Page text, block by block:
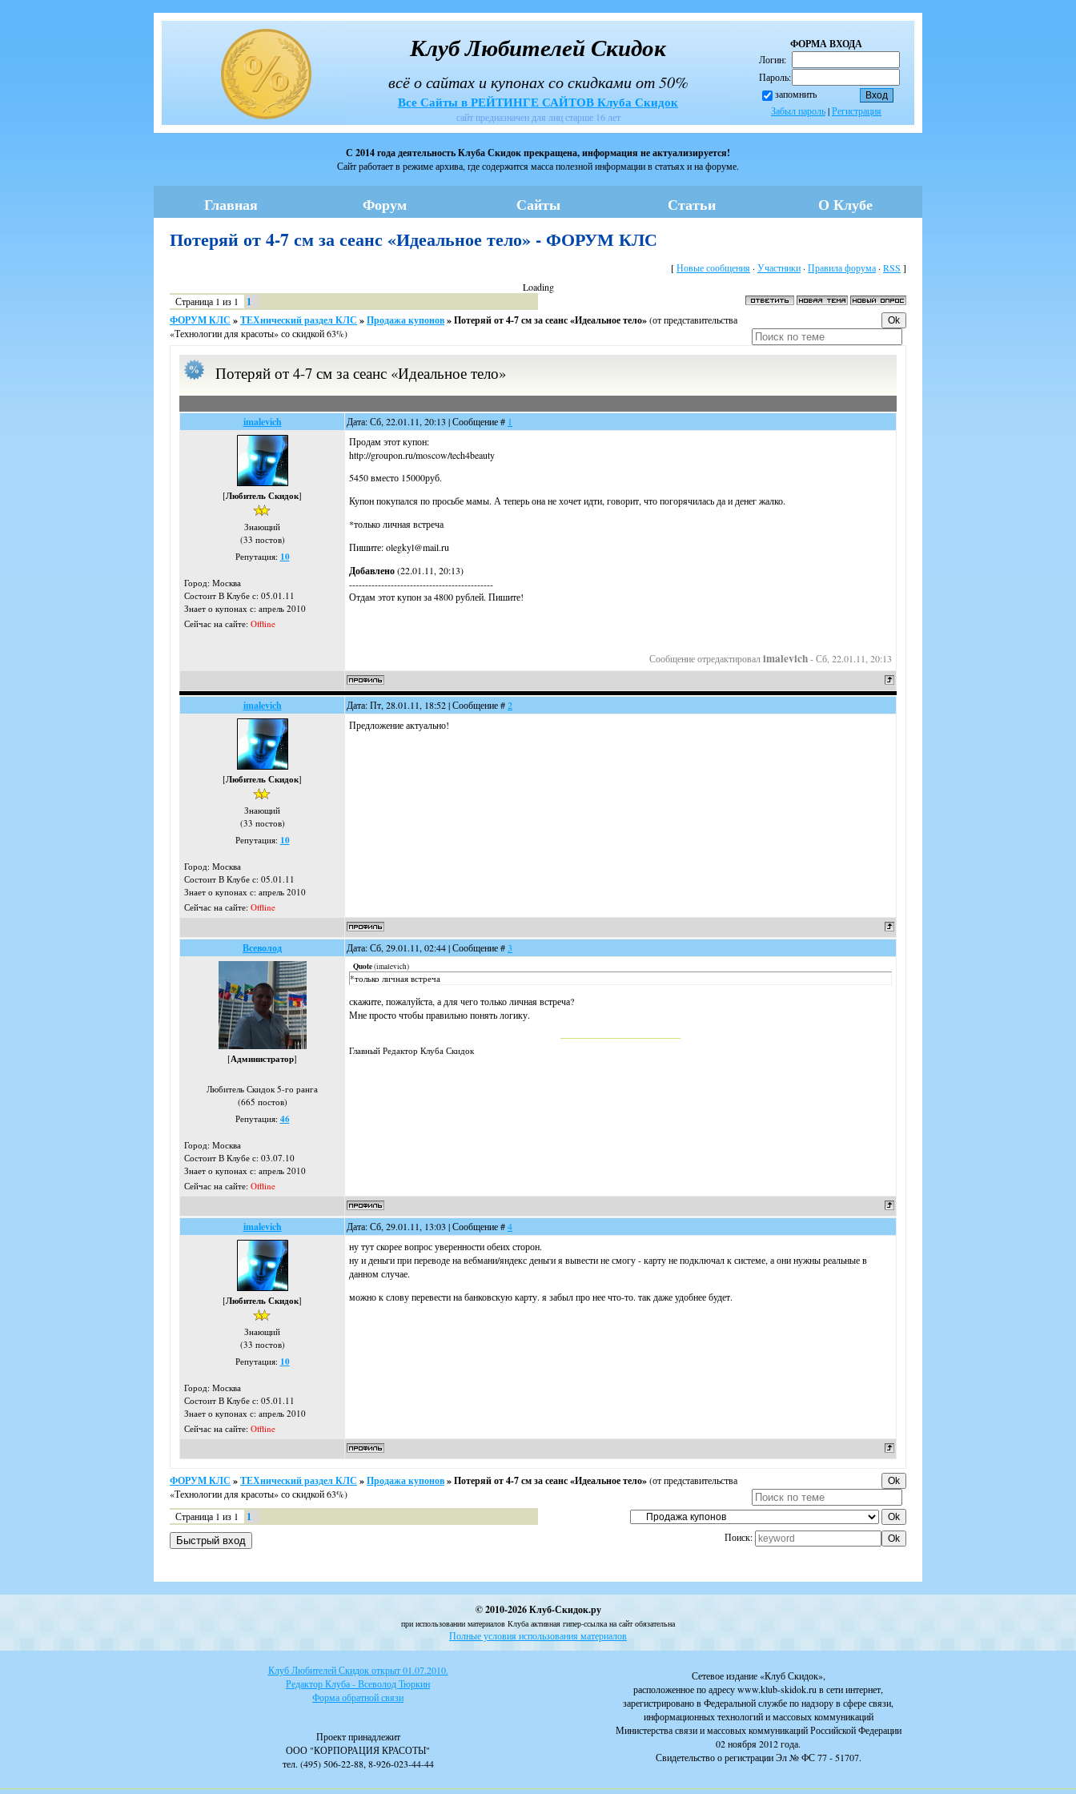
ФОРМА ВХОДА
Логин:
Пароль:
запомнить
Забыл пароль|Регистрация
Клуб Любителей Скидок
всё о сайтах и купонах со скидками от 50%
Все Сайты в РЕЙТИНГЕ САЙТОВ Клуба Скидок
сайт предназначен для лиц старше 16 лет
С 2014 года деятельность Клуба Скидок прекращена, информация не актуализируется!
Сайт работает в режиме архива, где содержится масса полезной информации в статьях и на форуме.
Главная Форум Сайты Статьи О Клубе
Потеряй от 4-7 см за сеанс «Идеальное тело» - ФОРУМ КЛС
[Новые сообщения · Участники · Правила форума · RSS ]
Loading
Страница 1 из 1
1
ФОРУМ КЛС »ТЕХнический раздел КЛС »Продажа купонов»Потеряй от 4-7 см за сеанс «Идеальное тело»(от представительства
«Технологии для красоты» со скидкой 63%)
Потеряй от 4-7 см за сеанс «Идеальное тело»
imalevich Дата: Сб, 22.01.11, 20:13 | Сообщение # 1
[Любитель Скидок]
Знающий
(33 постов)
Репутация: 10
Город: Москва
Состоит В Клубе с: 05.01.11
Знает о купонах с: апрель 2010
Сейчас на сайте: Offline
Продам этот купон:
http://groupon.ru/moscow/tech4beauty
5450 вместо 15000руб.
Купон покупался по просьбе мамы. А теперь она не хочет идти, говорит, что погорячилась да и денег жалко.
*только личная встреча
Пишите: olegkyl@mail.ru
Добавлено(22.01.11, 20:13)
---------------------------------------------
Отдам этот купон за 4800 рублей. Пишите!
Сообщение отредактировалimalevich-Сб, 22.01.11, 20:13
imalevich Дата: Пт, 28.01.11, 18:52 | Сообщение #2
[Любитель Скидок]
Знающий
(33 постов)
Репутация: 10
Город: Москва
Состоит В Клубе с: 05.01.11
Знает о купонах с: апрель 2010
Сейчас на сайте: Offline
Предложение актуально!
Всеволод Дата: Сб, 29.01.11, 02:44 | Сообщение #3
[Администратор]
Любитель Скидок 5-го ранга
(665 постов)
Репутация: 46
Город: Москва
Состоит В Клубе с: 03.07.10
Знает о купонах с: апрель 2010
Сейчас на сайте: Offline
Quote(imalevich)
*только личная встреча
скажите, пожалуйста, а для чего только личная встреча?
Мне просто чтобы правильно понять логику.
Главный Редактор Клуба Скидок
imalevich Дата: Сб, 29.01.11, 13:03 | Сообщение #4
[Любитель Скидок]
Знающий
(33 постов)
Репутация: 10
Город: Москва
Состоит В Клубе с: 05.01.11
Знает о купонах с: апрель 2010
Сейчас на сайте: Offline
ну тут скорее вопрос уверенности обеих сторон.
ну и деньги при переводе на вебмани/яндекс деньги я вывести не смогу - карту не подключал к системе, а они нужны реальные в
данном случае.
можно к слову перевести на банковскую карту. я забыл про нее что-то. так даже удобнее будет.
ФОРУМ КЛС »ТЕХнический раздел КЛС »Продажа купонов»Потеряй от 4-7 см за сеанс «Идеальное тело»(от представительства
«Технологии для красоты» со скидкой 63%)
Страница 1 из 1 1
Поиск:
© 2010-2026 Клуб-Скидок.ру
при использовании материалов Клуба активная гипер-ссылка на сайт обязательна
Полные условия использования материалов
Клуб Любителей Скидок открыт 01.07.2010.
Редактор Клуба - Всеволод Тюркин
Форма обратной связи
Проект принадлежит
ООО "КОРПОРАЦИЯ КРАСОТЫ"
тел. (495) 506-22-88, 8-926-023-44-44
Сетевое издание «Клуб Скидок»,
расположенное по адресу www.klub-skidok.ru в сети интернет,
зарегистрировано в Федеральной службе по надзору в сфере связи,
информационных технологий и массовых коммуникаций
Министерства связи и массовых коммуникаций Российской Федерации
02 ноября 2012 года.
Свидетельство о регистрации Эл № ФС 77 - 51707.